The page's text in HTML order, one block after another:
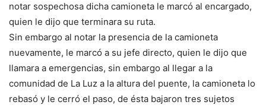
notar sospechosa dicha camioneta le marcó al encargado,
quien le dijo que terminara su ruta.
Sin embargo al notar la presencia de la camioneta
nuevamente, le marcó a su jefe directo, quien le dijo que
llamara a emergencias, sin embargo al llegar a la
comunidad de La Luz a la altura del puente, la camioneta lo
rebasó y le cerró el paso, de ésta bajaron tres sujetos